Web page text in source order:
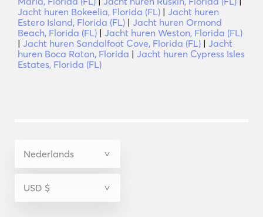
Jacht huren Bokeelia, Florida (FL) | Jacht huren
Estero Island, Florida (FL) | Jacht huren Ormond
Beach, Florida (FL) | Jacht huren Weston, Florida (FL)
| Jacht huren Sandalfoot Cove, Florida (FL) | Jacht
huren Boca Raton, Florida | Jacht huren Cypress Isles
Estates, Florida (FL)